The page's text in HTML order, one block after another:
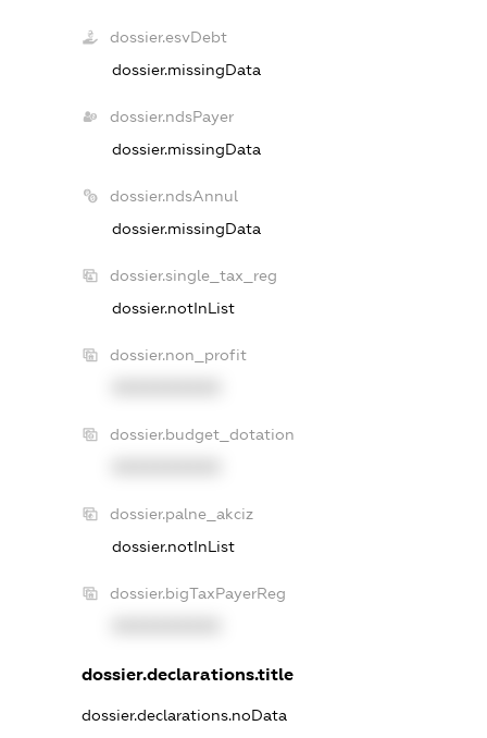
dossier.esvDebt
dossier.missingData
dossier.ndsPayer
dossier.missingData
dossier.ndsAnnul
dossier.missingData
dossier.single_tax_reg
dossier.notInList
dossier.non_profit
dossier.budget_dotation
dossier.palne_akciz
dossier.notInList
dossier.bigTaxPayerReg
dossier.declarations.title
dossier.declarations.noData